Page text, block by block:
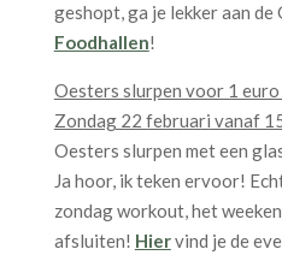
geshopt, ga je lekker aan de
Foodhallen!
Oesters slurpen voor 1
Zondag 22 februari vanaf
Oesters slurpen met een
Ja hoor, ik teken ervoor!
zondag workout, het
afsluiten! Hiervind je de